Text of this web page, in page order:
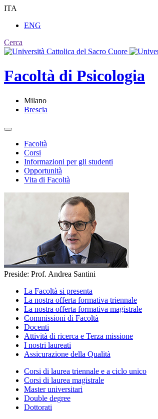
ITA
ENG
Cerca
Facoltà di Psicologia
Milano
Brescia
Facoltà
Corsi
Informazioni per gli studenti
Opportunità
Vita di Facoltà
Preside: Prof. Andrea Santini
La Facoltà si presenta
La nostra offerta formativa triennale
La nostra offerta formativa magistrale
Commissioni di Facoltà
Docenti
Attività di ricerca e Terza missione
I nostri laureati
Assicurazione della Qualità
Corsi di laurea triennale e a ciclo unico
Corsi di laurea magistrale
Master universitari
Double degree
Dottorati